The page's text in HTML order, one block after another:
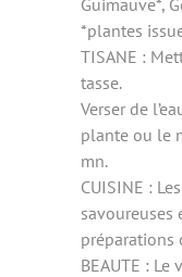
*plantes
TISANE :
tasse.
Verser de
plante ou le
mn.
CUISINE :
savoureuses
préparations
BEAUTE :